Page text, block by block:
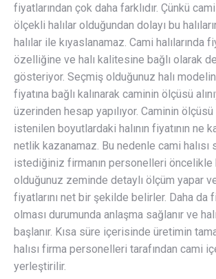
fiyatlarından çok daha farklıdır. Çünkü
ölçekli halılar olduğundan dolayı bu
halılar ile kıyaslanamaz. Cami halılarında
özelliğine ve halı kalitesine bağlı olarak
gösteriyor. Seçmiş olduğunuz halı
fiyatına bağlı kalınarak caminin ölçüsü
üzerinden hesap yapılıyor. Caminin ölçüsü
istenilen boyutlardaki halının fiyatının ne
netlik kazanamaz. Bu nedenle cami halısı
istediğiniz firmanın personelleri öncelikle
olduğunuz zeminde detaylı ölçüm yapar
fiyatlarını net bir şekilde belirler. Daha da
olması durumunda anlaşma sağlanır ve
başlanır. Kısa süre içerisinde üretimin
halısı firma personelleri tarafından cami
yerleştirilir.